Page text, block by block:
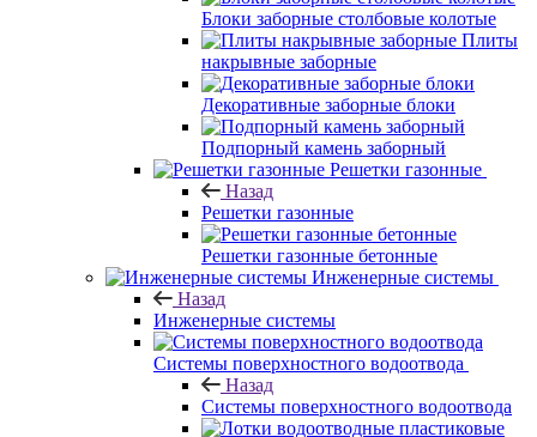
Блоки заборные столбовые колотые
Плиты
накрывные заборные
Декоративные заборные блоки
Подпорный камень заборный
Решетки газонные
Назад
Решетки газонные
Решетки газонные бетонные
Инженерные системы
Назад
Инженерные системы
Системы поверхностного водоотвода
Назад
Системы поверхностного водоотвода